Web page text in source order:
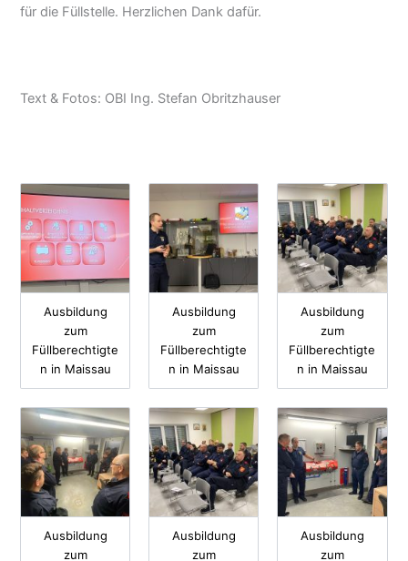
für die Füllstelle. Herzlichen Dank dafür.
Text & Fotos: OBI Ing. Stefan Obritzhauser
Ausbildung
zum
Füllberechtigte
n in Maissau
Ausbildung
zum
Füllberechtigte
n in Maissau
Ausbildung
zum
Füllberechtigte
n in Maissau
Ausbildung
zum
Ausbildung
zum
Ausbildung
zum